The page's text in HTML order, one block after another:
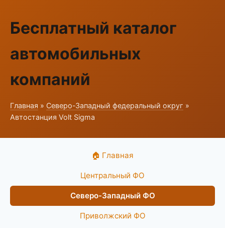
Бесплатный каталог
автомобильных
компаний
Главная » Северо-Западный федеральный округ »
Автостанция Volt Sigma
🏠 Главная
Центральный ФО
Северо-Западный ФО
Приволжский ФО